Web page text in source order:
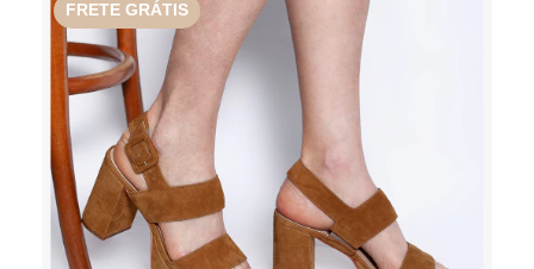
FRETE GRÁTIS